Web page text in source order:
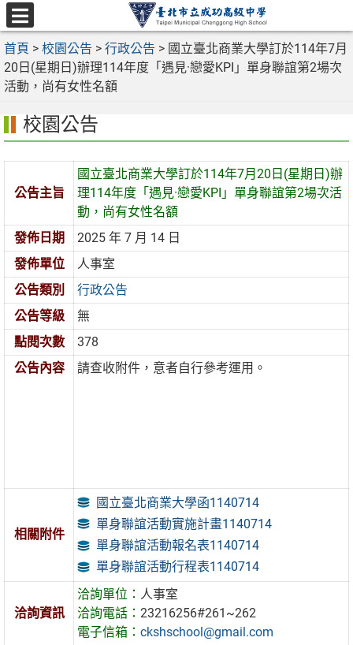
跳
至
主
要
內
選
單
首頁 > 校園公告 > 行政公告 > 國立臺北商業大學訂於114年7月
20日(星期日)辦理114年度「遇見·戀愛KPI」單身聯誼第2場次
活動，尚有女性名額
校園公告
公告主旨
國立臺北商業大學訂於114年7月20日(星期日)辦
理114年度「遇見·戀愛KPI」單身聯誼第2場次活
動，尚有女性名額
發佈日期
2025 年 7 月 14 日
發佈單位
人事室
公告類別
行政公告
公告等級
無
點閱次數
378
公告內容
請查收附件，意者自行參考運用。
相關附件
國立臺北商業大學函1140714
單身聯誼活動實施計畫1140714
單身聯誼活動報名表1140714
單身聯誼活動行程表1140714
洽詢資訊
洽詢單位： 人事室
洽詢電話：23216256#261~262
電子信箱：ckshschool@gmail.com